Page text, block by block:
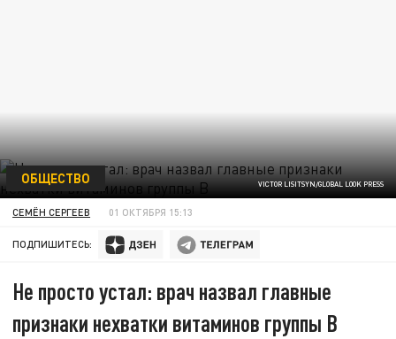
VICTOR LISITSYN/GLOBAL LOOK PRESS
ОБЩЕСТВО
СЕМЁН СЕРГЕЕВ 01 ОКТЯБРЯ 15:13
ПОДПИШИТЕСЬ:
Не просто устал: врач назвал главные
признаки нехватки витаминов группы B